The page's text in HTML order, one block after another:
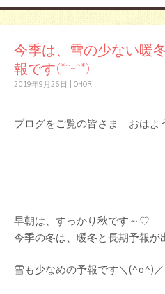
今季は、雪の少ない暖
報です(*^-^*)
2019年9月26日 OHORI
ブログをご覧の皆さま おはよ
早朝は、すっかり秋です～♡
今季の冬は、暖冬と長期予報が
雪も少なめの予報です＼(^o^)／